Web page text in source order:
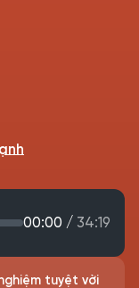
00:00 / 34:19
tuyệt vời